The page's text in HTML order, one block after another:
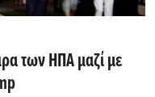
των ΗΠΑ μαζί με